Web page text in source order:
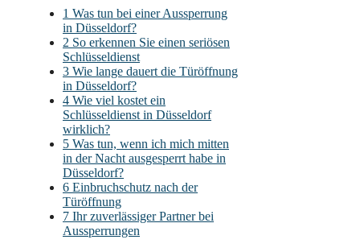
1 Was tun bei einer Aussperrung
in Düsseldorf?
2 So erkennen Sie einen seriösen
Schlüsseldienst
3 Wie lange dauert die Türöffnung
in Düsseldorf?
4 Wie viel kostet ein
Schlüsseldienst in Düsseldorf
wirklich?
5 Was tun, wenn ich mich mitten
in der Nacht ausgesperrt habe in
Düsseldorf?
6 Einbruchschutz nach der
Türöffnung
7 Ihr zuverlässiger Partner bei
Aussperrungen